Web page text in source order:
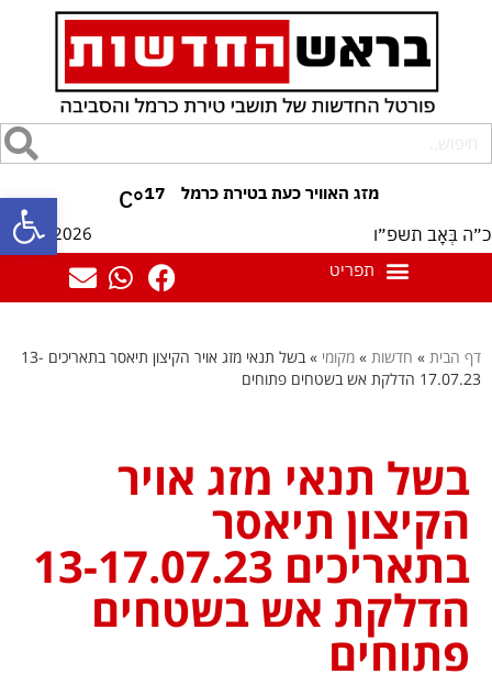
פתח 17
°C
כ״ה בְּאָב תשפ״ו 08/08/2026
דף הבית » חדשות » מקומי »
בשל תנאי מזג אויר הקיצון תיאסר בתאריכים 13-
17.07.23 הדלקת אש בשטחים פתוחים
בשל תנאי מזג אויר
הקיצון תיאסר
בתאריכים 13-17.07.23
הדלקת אש בשטחים
פתוחים